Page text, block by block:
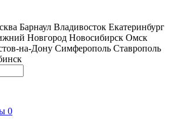
Барнаул Владивосток Екатеринбург
Новгород Новосибирск Омск
на-Дону Симферополь Ставрополь
0